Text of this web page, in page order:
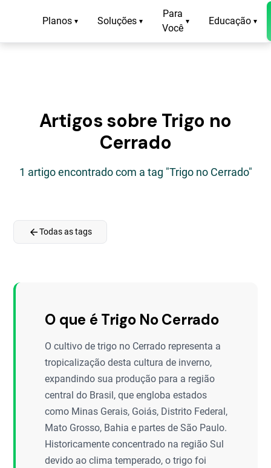
Planos ▾ Soluções ▾
Para
Você
▾ Educação ▾
Artigos sobre Trigo no
Cerrado
1 artigo encontrado com a tag "Trigo no Cerrado"
arrow_backTodas as tags
O que é Trigo No Cerrado
O cultivo de trigo no Cerrado representa a
tropicalização desta cultura de inverno,
expandindo sua produção para a região
central do Brasil, que engloba estados
como Minas Gerais, Goiás, Distrito Federal,
Mato Grosso, Bahia e partes de São Paulo.
Historicamente concentrado na região Sul
devido ao clima temperado, o trigo foi